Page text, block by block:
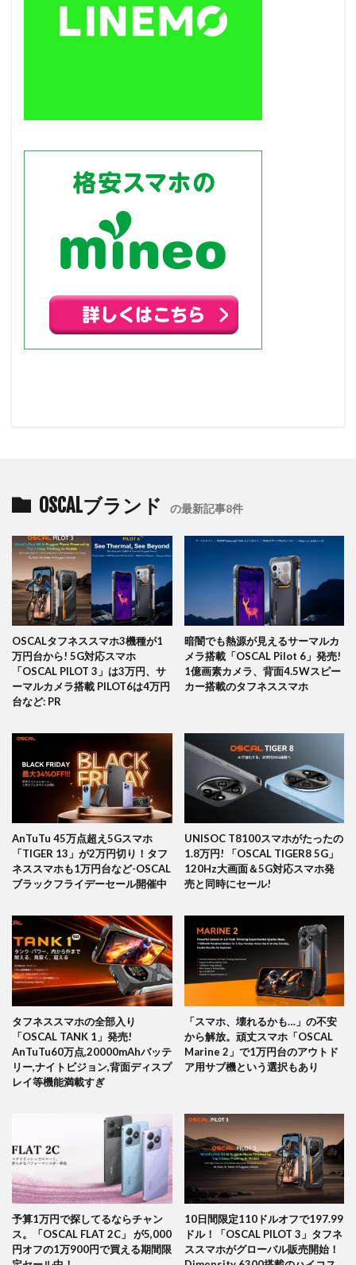
OSCALブランド の最新記事8件
OSCALタフネススマホ3機種が1
万円台から! 5G対応スマホ
「OSCAL PILOT 3」は3万円、サ
ーマルカメラ搭載 PILOT6は4万円
台など: PR
暗闇でも熱源が見えるサーマルカ
メラ搭載「OSCAL Pilot 6」発売!
1億画素カメラ、背面4.5Wスピー
カー搭載のタフネススマホ
AnTuTu 45万点超え5Gスマホ
「TIGER 13」が2万円切り！タフ
ネススマホも1万円台など-OSCAL
ブラックフライデーセール開催中
UNISOC T8100スマホがたったの
1.8万円! 「OSCAL TIGER8 5G」
120Hz大画面＆5G対応スマホ発
売と同時にセール!
タフネススマホの全部入り
「OSCAL TANK 1」発売!
AnTuTu60万点,20000mAhバッテ
リー,ナイトビジョン,背面ディスプ
レイ等機能満載すぎ
「スマホ、壊れるかも…」の不安
から解放。頑丈スマホ「OSCAL
Marine 2」で1万円台のアウトド
ア用サブ機という選択もあり
予算1万円で探してるならチャン
ス。「OSCAL FLAT 2C」 が5,000
円オフの1万900円で買える期間限
10日間限定110ドルオフで197.99
ドル！「OSCAL PILOT 3」タフネ
ススマホがグローバル販売開始！